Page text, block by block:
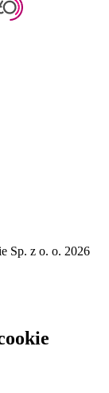
Sp. z o. o. 2026